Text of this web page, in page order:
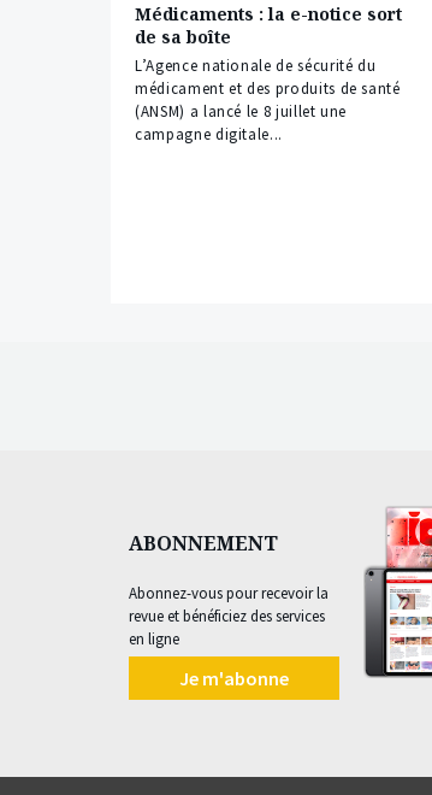
Médicaments : la e-notice sort
de sa boîte
L’Agence nationale de sécurité du
médicament et des produits de santé
(ANSM) a lancé le 8 juillet une
campagne digitale...
ABONNEMENT
Abonnez-vous pour recevoir la
revue et bénéficiez des services
en ligne
Je m'abonne